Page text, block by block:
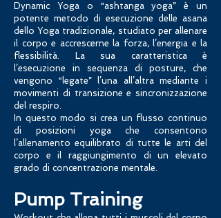
​Dynamic Yoga o “ashtanga yoga” è un
potente metodo di esecuzione delle asana
dello Yoga tradizionale, studiato per allenare
il corpo e accrescerne la forza, l’energia e la
flessibilità. La sua caratteristica è
l’esecuzione in sequenza di posture, che
vengono “legate” l’una all’altra mediante i
movimenti di transizione e sincronizzazione
del respiro.
In questo modo si crea un flusso continuo
di posizioni yoga che consentono
l’allenamento equilibrato di tutte le arti del
corpo e il raggiungimento di un elevato
grado di concentrazione mentale.
Pump Training